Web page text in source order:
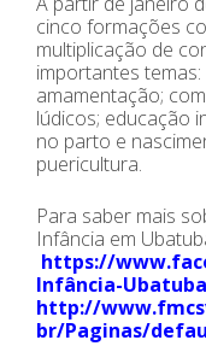
cinco formações
multiplicação de
importantes
amamentação;
lúdicos; educação
no parto e
puericultura.
Para saber mais
Infância em
https://
Infância-
http://
br/Paginas/